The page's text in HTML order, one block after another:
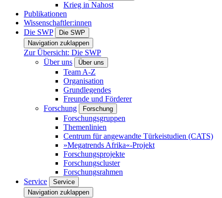
Krieg in Nahost
Publikationen
Wissenschaftler:innen
Die SWP
Die SWP
Navigation zuklappen
Zur Übersicht: Die SWP
Über uns
Über uns
Team A-Z
Organisation
Grundlegendes
Freunde und Förderer
Forschung
Forschung
Forschungsgruppen
Themenlinien
Centrum für angewandte Türkeistudien (CATS)
»Megatrends Afrika«-Projekt
Forschungsprojekte
Forschungscluster
Forschungsrahmen
Service
Service
Navigation zuklappen